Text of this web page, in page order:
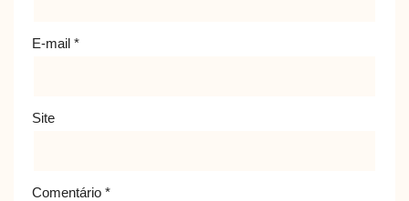
E-mail *
Site
Comentário *